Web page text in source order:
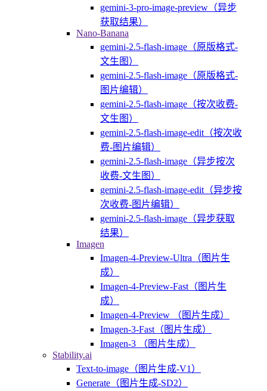
gemini-3-pro-image-preview（异步
获取结果）
Nano-Banana
gemini-2.5-flash-image（原版格式-
文生图）
gemini-2.5-flash-image（原版格式-
图片编辑）
gemini-2.5-flash-image（按次收费-
文生图）
gemini-2.5-flash-image-edit（按次收
费-图片编辑）
gemini-2.5-flash-image（异步按次
收费-文生图）
gemini-2.5-flash-image-edit（异步按
次收费-图片编辑）
gemini-2.5-flash-image（异步获取
结果）
Imagen
Imagen-4-Preview-Ultra（图片生
成）
Imagen-4-Preview-Fast（图片生
成）
Imagen-4-Preview （图片生成）
Imagen-3-Fast（图片生成）
Imagen-3 （图片生成）
Stability.ai
Text-to-image（图片生成-V1）
Generate（图片生成-SD2）